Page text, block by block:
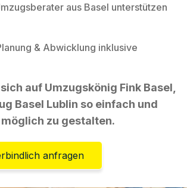
aus Basel unterstützen
& Abwicklung inklusive
auf Umzugskönig Fink Basel,
Basel Lublin so einfach und
zu gestalten.
anfragen